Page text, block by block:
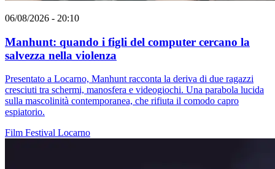
06/08/2026 - 20:10
Manhunt: quando i figli del computer cercano la
salvezza nella violenza
Presentato a Locarno, Manhunt racconta la deriva di due ragazzi
cresciuti tra schermi, manosfera e videogiochi. Una parabola lucida
sulla mascolinità contemporanea, che rifiuta il comodo capro
espiatorio.
Film Festival Locarno